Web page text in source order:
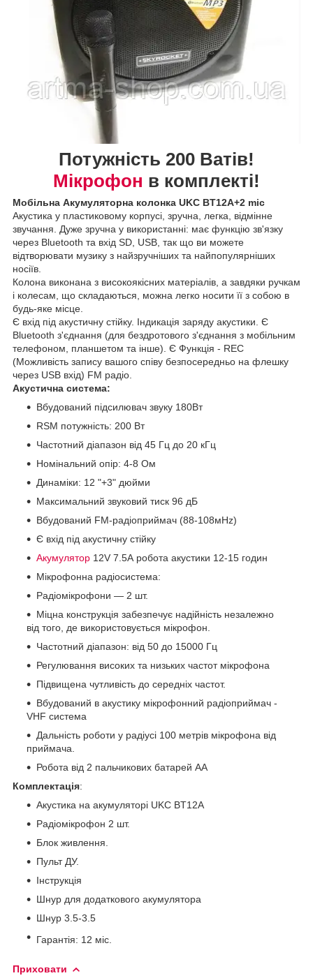
Потужність 200 Ватів!
Мікрофон в комплекті!
Мобільна Акумуляторна колонка UKC BT12A+2 mic
Акустика у пластиковому корпусі, зручна, легка, відмінне
звучання. Дуже зручна у використанні: має функцію зв'язку
через Bluetooth та вхід SD, USB, так що ви можете
відтворювати музику з найзручніших та найпопулярніших
носіїв.
Колона виконана з високоякісних матеріалів, а завдяки ручкам
і колесам, що складаються, можна легко носити її з собою в
будь-яке місце.
Є вхід під акустичну стійку. Індикація заряду акустики. Є
Bluetooth з'єднання (для бездротового з'єднання з мобільним
телефоном, планшетом та інше). Є Функція - REC
(Можливість запису вашого співу безпосередньо на флешку
через USB вхід) FM радіо.
Акустична система:
Вбудований підсилювач звуку 180Вт
RSM потужність: 200 Вт
Частотний діапазон від 45 Гц до 20 кГц
Номінальний опір: 4-8 Ом
Динаміки: 12 "+3" дюйми
Максимальний звуковий тиск 96 дБ
Вбудований FM-радіоприймач (88-108мHz)
Є вхід під акустичну стійку
Акумулятор 12V 7.5А робота акустики 12-15 годин
Мікрофонна радіосистема:
Радіомікрофони ― 2 шт.
Міцна конструкція забезпечує надійність незалежно
від того, де використовується мікрофон.
Частотний діапазон: від 50 до 15000 Гц
Регулювання високих та низьких частот мікрофона
Підвищена чутливість до середніх частот.
Вбудований в акустику мікрофонний радіоприймач -
VHF система
Дальність роботи у радіусі 100 метрів мікрофона від
приймача.
Робота від 2 пальчикових батарей АА
Комплектація:
Акустика на акумуляторі UKC BT12A
Радіомікрофон 2 шт.
Блок живлення.
Пульт ДУ.
Інструкція
Шнур для додаткового акумулятора
Шнур 3.5-3.5
Гарантія: 12 міс.
Приховати